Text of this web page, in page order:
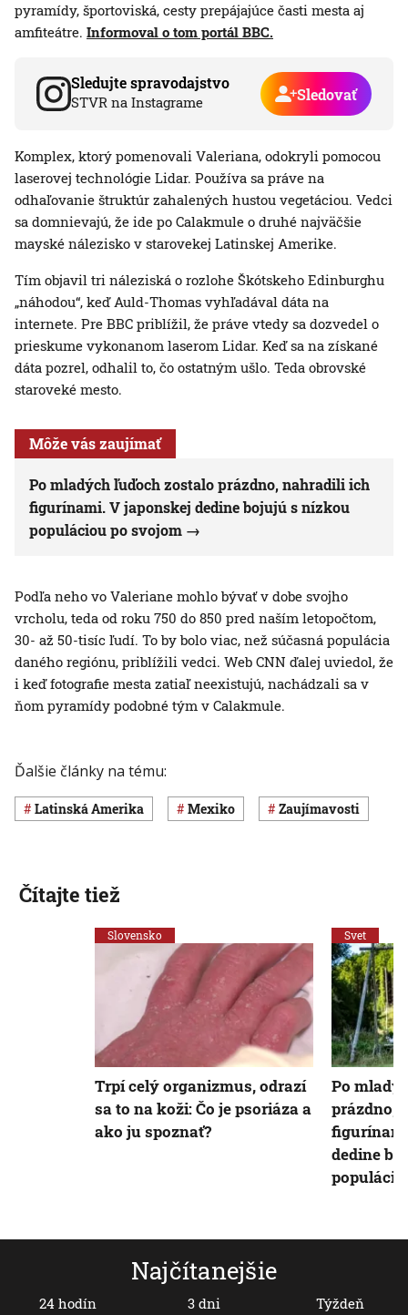
pyramídy, športoviská, cesty prepájajúce časti mesta aj
amfiteátre. Informoval o tom portál BBC.
Sledujte spravodajstvo
STVR na Instagrame Sledovať
Komplex, ktorý pomenovali Valeriana, odokryli pomocou
laserovej technológie Lidar. Používa sa práve na
odhaľovanie štruktúr zahalených hustou vegetáciou. Vedci
sa domnievajú, že ide po Calakmule o druhé najväčšie
mayské nálezisko v starovekej Latinskej Amerike.
Tím objavil tri náleziská o rozlohe Škótskeho Edinburghu
„náhodou“, keď Auld-Thomas vyhľadával dáta na
internete. Pre BBC priblížil, že práve vtedy sa dozvedel o
prieskume vykonanom laserom Lidar. Keď sa na získané
dáta pozrel, odhalil to, čo ostatným ušlo. Teda obrovské
staroveké mesto.
Môže vás zaujímať
Po mladých ľuďoch zostalo prázdno, nahradili ich
figurínami. V japonskej dedine bojujú s nízkou
populáciou po svojom
Podľa neho vo Valeriane mohlo bývať v dobe svojho
vrcholu, teda od roku 750 do 850 pred naším letopočtom,
30- až 50-tisíc ľudí. To by bolo viac, než súčasná populácia
daného regiónu, priblížili vedci. Web CNN ďalej uviedol, že
i keď fotografie mesta zatiaľ neexistujú, nachádzali sa v
ňom pyramídy podobné tým v Calakmule.
Ďalšie články na tému:
Latinská Amerika Mexiko Zaujímavosti
Najčítanejšie
24 hodín 3 dni Týždeň
Čítajte tiež
Slovensko
Trpí celý organizmus, odrazí
sa to na koži: Čo je psoriáza a
ako ju spoznať?
Svet
Po
prázdno,
dedine